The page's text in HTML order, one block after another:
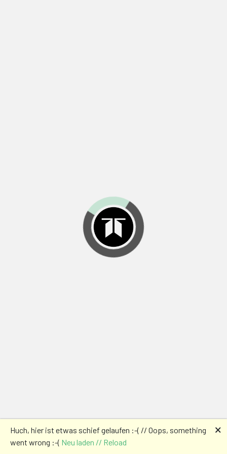
Huch, hier ist etwas schief gelaufen :-( // Oops, something
went wrong :-( Neu laden // Reload
🗙